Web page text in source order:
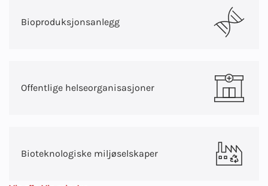
Bioproduksjonsanlegg
Offentlige helseorganisasjoner
Bioteknologiske miljøselskaper